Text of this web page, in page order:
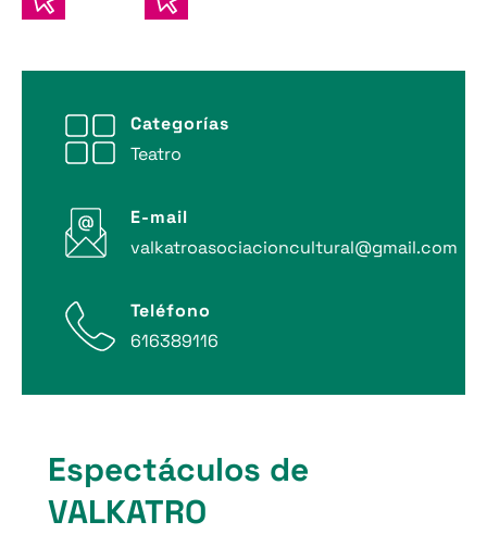
Categorías
Teatro
E-mail
valkatroasociacioncultural@gmail.com
Teléfono
616389116
Espectáculos de
VALKATRO